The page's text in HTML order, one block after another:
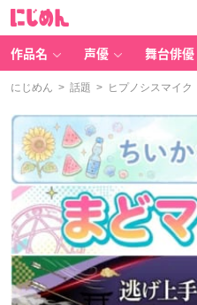
作品名 声優 舞台俳優
にじめん > 話題 > ヒプノシスマイク